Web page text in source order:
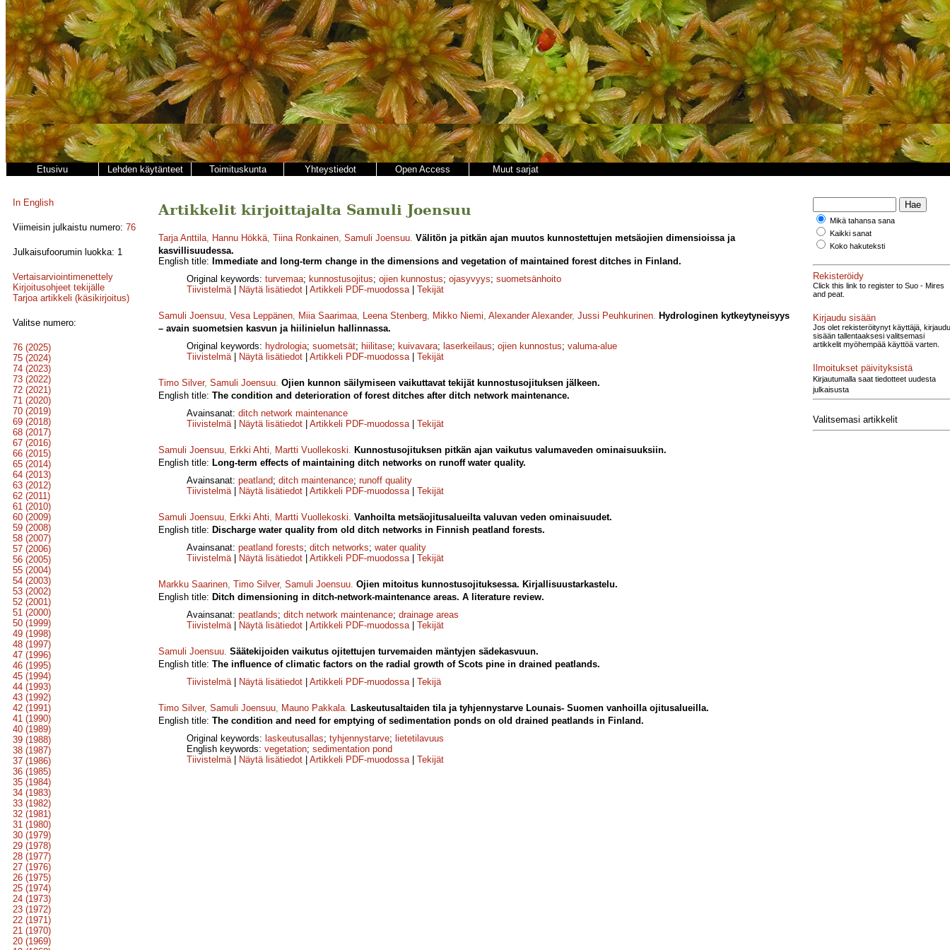
Etusivu Lehden käytänteet Toimituskunta Yhteystiedot Open Access Muut sarjat
In English
Viimeisin julkaistu numero: 76
Julkaisufoorumin luokka: 1
Vertaisarviointimenettely
Kirjoitusohjeet tekijälle
Tarjoa artikkeli (käsikirjoitus)
Valitse numero:
76 (2025)
75 (2024)
74 (2023)
73 (2022)
72 (2021)
71 (2020)
70 (2019)
69 (2018)
68 (2017)
67 (2016)
66 (2015)
65 (2014)
64 (2013)
63 (2012)
62 (2011)
61 (2010)
60 (2009)
59 (2008)
58 (2007)
57 (2006)
56 (2005)
55 (2004)
54 (2003)
53 (2002)
52 (2001)
51 (2000)
50 (1999)
49 (1998)
48 (1997)
47 (1996)
46 (1995)
45 (1994)
44 (1993)
43 (1992)
42 (1991)
41 (1990)
40 (1989)
39 (1988)
38 (1987)
37 (1986)
36 (1985)
35 (1984)
34 (1983)
33 (1982)
32 (1981)
31 (1980)
30 (1979)
29 (1978)
28 (1977)
27 (1976)
26 (1975)
25 (1974)
24 (1973)
23 (1972)
22 (1971)
21 (1970)
20 (1969)
Artikkelit kirjoittajalta Samuli Joensuu
Tarja Anttila, Hannu Hökkä, Tiina Ronkainen, Samuli Joensuu. Välitön ja pitkän ajan muutos kunnostettujen metsäojien dimensioissa ja
kasvillisuudessa.
English title: Immediate and long-term change in the dimensions and vegetation of maintained forest ditches in Finland.
Original keywords: turvemaa; kunnostusojitus; ojien kunnostus; ojasyvyys; suometsänhoito
Tiivistelmä| Näytä lisätiedot Artikkeli PDF-muodossa| Tekijät
Samuli Joensuu, Vesa Leppänen, Miia Saarimaa, Leena Stenberg, Mikko Niemi, Alexander Alexander, Jussi Peuhkurinen. Hydrologinen kytkeytyneisyys
– avain suometsien kasvun ja hiilinielun hallinnassa.
Original keywords: hydrologia; suometsät; hiilitase; kuivavara; laserkeilaus; ojien kunnostus; valuma-alue
Tiivistelmä| Näytä lisätiedot Artikkeli PDF-muodossa| Tekijät
Timo Silver, Samuli Joensuu. Ojien kunnon säilymiseen vaikuttavat tekijät kunnostusojituksen jälkeen.
English title: The condition and deterioration of forest ditches after ditch network maintenance.
Avainsanat: ditch network maintenance
Tiivistelmä| Näytä lisätiedot Artikkeli PDF-muodossa| Tekijät
Samuli Joensuu, Erkki Ahti, Martti Vuollekoski. Kunnostusojituksen pitkän ajan vaikutus valumaveden ominaisuuksiin.
English title: Long-term effects of maintaining ditch networks on runoff water quality.
Avainsanat: peatland; ditch maintenance; runoff quality
Tiivistelmä| Näytä lisätiedot Artikkeli PDF-muodossa| Tekijät
Samuli Joensuu, Erkki Ahti, Martti Vuollekoski. Vanhoilta metsäojitusalueilta valuvan veden ominaisuudet.
English title: Discharge water quality from old ditch networks in Finnish peatland forests.
Avainsanat: peatland forests; ditch networks; water quality
Tiivistelmä| Näytä lisätiedot Artikkeli PDF-muodossa| Tekijät
Markku Saarinen, Timo Silver, Samuli Joensuu. Ojien mitoitus kunnostusojituksessa. Kirjallisuustarkastelu.
English title: Ditch dimensioning in ditch-network-maintenance areas. A literature review.
Avainsanat: peatlands; ditch network maintenance; drainage areas
Tiivistelmä| Näytä lisätiedot Artikkeli PDF-muodossa| Tekijät
Samuli Joensuu. Säätekijoiden vaikutus ojitettujen turvemaiden mäntyjen sädekasvuun.
English title: The influence of climatic factors on the radial growth of Scots pine in drained peatlands.
Tiivistelmä| Näytä lisätiedot Artikkeli PDF-muodossa| Tekijä
Timo Silver, Samuli Joensuu, Mauno Pakkala. Laskeutusaltaiden tila ja tyhjennystarve Lounais- Suomen vanhoilla ojitusalueilla.
English title: The condition and need for emptying of sedimentation ponds on old drained peatlands in Finland.
Original keywords: laskeutusallas; tyhjennystarve; lietetilavuus
English keywords: vegetation; sedimentation pond
Tiivistelmä| Näytä lisätiedot Artikkeli PDF-muodossa| Tekijät
Mikä tahansa sana
Kaikki sanat
Koko hakuteksti
Rekisteröidy
Click this link to register to Suo - Mires
and peat.
Kirjaudu sisään
Jos olet rekisteröitynyt käyttäjä, kirjaudu
sisään tallentaaksesi valitsemasi
artikkelit myöhempää käyttöä varten.
Ilmoitukset päivityksistä
Kirjautumalla saat tiedotteet uudesta
julkaisusta
Valitsemasi artikkelit